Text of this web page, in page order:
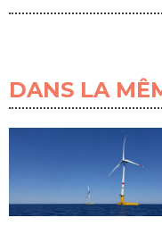
DANS LA